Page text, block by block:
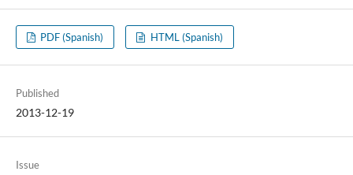
PDF (Spanish) HTML (Spanish)
Published
2013-12-19
Issue